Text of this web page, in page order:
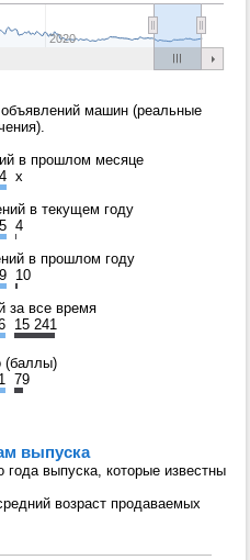
2020
машин (реальные
в прошлом месяце
x
в текущем году
4
в прошлом году
10
за все время
15 241
(баллы)
79
выпуска
года выпуска, которые известны
возраст продаваемых